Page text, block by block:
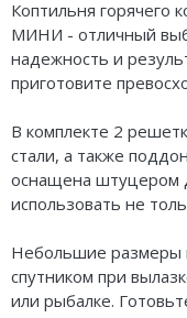
Коптильня
МИНИ - отличный
надежность и
приготовите
В комплекте 2
стали, а также
оснащена штуцером
использовать не
Небольшие размеры
спутником при
или рыбалке.